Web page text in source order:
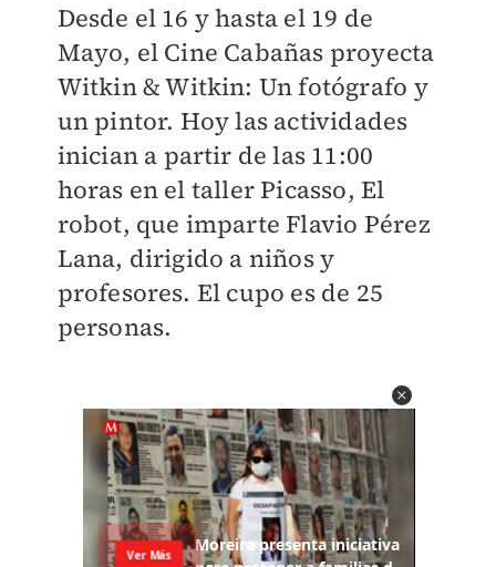
Desde el 16 y hasta el 19 de
Mayo, el Cine Cabañas proyecta
Witkin & Witkin: Un fotógrafo y
un pintor. Hoy las actividades
inician a partir de las 11:00
horas en el taller Picasso, El
robot, que imparte Flavio Pérez
Lana, dirigido a niños y
profesores. El cupo es de 25
personas.